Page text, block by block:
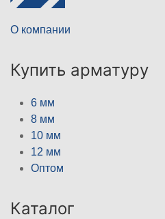
О компании
Купить арматуру
6 мм
8 мм
10 мм
12 мм
Оптом
Каталог